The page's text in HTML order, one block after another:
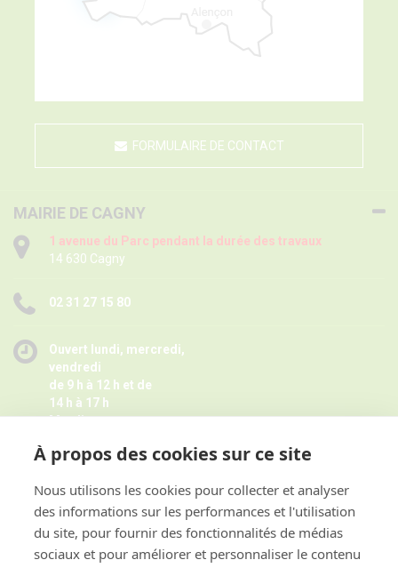
FORMULAIRE DE CONTACT
MAIRIE DE CAGNY
1 avenue du Parc pendant la durée des travaux
14 630 Cagny
02 31 27 15 80
Ouvert lundi, mercredi,
vendredi
de 9 h à 12 h et de
14 h à 17 h
Mardi
Jeudi de 14 h à 17 h -Fermé pendant les petites vacances
Horaires juillet août ici
et sur rendez-vous
À propos des cookies sur ce site
Nous utilisons les cookies pour collecter et analyser
des informations sur les performances et l'utilisation
du site, pour fournir des fonctionnalités de médias
sociaux et pour améliorer et personnaliser le contenu